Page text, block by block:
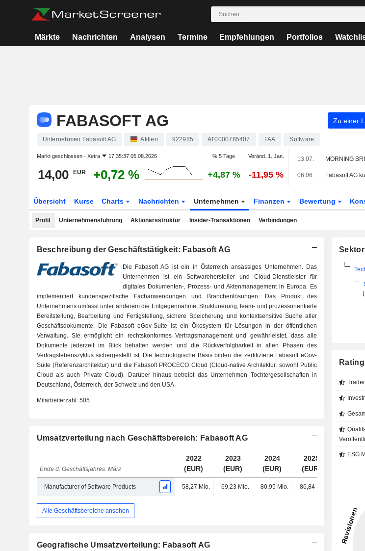
Märkte Nachrichten Analysen Termine Empfehlungen Portfolios
FABASOFT AG Zu einer
Unternehmen Fabasoft AG Aktien 922985 AT0000785407 FAA Software
Markt geschlossen - Xetra 17:35:37 05.08.2026 % 5 Tage Veränd. 1. Jan.
14,00 EUR +0,72 % +4,87 % -11,95 %
13.07.
06.06.
Übersicht Kurse Charts Nachrichten Unternehmen Finanzen Bewertung
Profil Unternehmensführung Aktionärsstruktur Insider-Transaktionen Verbindungen
Beschreibung der Geschäftstätigkeit: Fabasoft AG
Die Fabasoft AG ist ein in Österreich ansässiges Unternehmen. Das
Unternehmen ist ein Softwarehersteller und Cloud-Dienstleister für
digitales Dokumenten-, Prozess- und Aktenmanagement in Europa. Es
implementiert kundenspezifische Fachanwendungen und Branchenlösungen. Das Produkt des
Unternehmens umfasst unter anderem die Entgegennahme, Strukturierung, team- und prozessorientierte
Bereitstellung, Bearbeitung und Fertigstellung, sichere Speicherung und kontextsensitive Suche aller
Geschäftsdokumente. Die Fabasoft eGov-Suite ist ein Ökosystem für Lösungen in der öffentlichen
Verwaltung. Sie ermöglicht ein rechtskonformes Vertragsmanagement und gewährleistet, dass alle
Dokumente jederzeit im Blick behalten werden und die Rückverfolgbarkeit in allen Phasen des
Vertragslebenszyklus sichergestellt ist. Die technologische Basis bilden die zertifizierte Fabasoft eGov-
Suite (Referenzarchitektur) und die Fabasoft PROCECO Cloud (Cloud-native Architektur, sowohl Public
Cloud als auch Private Cloud). Darüber hinaus betreibt das Unternehmen Tochtergesellschaften in
Deutschland, Österreich, der Schweiz und den USA.
Mitarbeiterzahl: 505
Umsatzverteilung nach Geschäftsbereich: Fabasoft AG
Ende d. Geschäftsjahres: März
2022
(EUR)
2023
(EUR)
2024
(EUR)
2025
(EUR)
2026
Manufacturer of Software Products 58,27 Mio. 69,23 Mio. 80,95 Mio. 86,84 Mio.
Alle Geschäftsbereiche ansehen
Geografische Umsatzverteilung: Fabasoft AG
Sektor
Trader
ESG